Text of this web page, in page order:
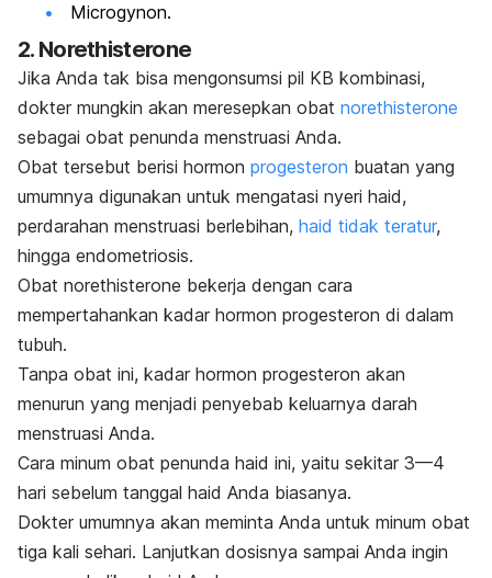
Microgynon.
2. Norethisterone
Jika Anda tak bisa mengonsumsi pil KB kombinasi,
dokter mungkin akan meresepkan obat norethisterone
sebagai obat penunda menstruasi Anda.
Obat tersebut berisi hormon progesteron buatan yang
umumnya digunakan untuk mengatasi nyeri haid,
perdarahan menstruasi berlebihan, haid tidak teratur,
hingga endometriosis.
Obat norethisterone bekerja dengan cara
mempertahankan kadar hormon progesteron di dalam
tubuh.
Tanpa obat ini, kadar hormon progesteron akan
menurun yang menjadi penyebab keluarnya darah
menstruasi Anda.
Cara minum obat penunda haid ini, yaitu sekitar 3—4
hari sebelum tanggal haid Anda biasanya.
Dokter umumnya akan meminta Anda untuk minum obat
tiga kali sehari. Lanjutkan dosisnya sampai Anda ingin